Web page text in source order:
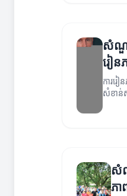
សំណួ
រៀន
ការរៀ
សំខាន់ស
មានសំណួ
សំ
ភា